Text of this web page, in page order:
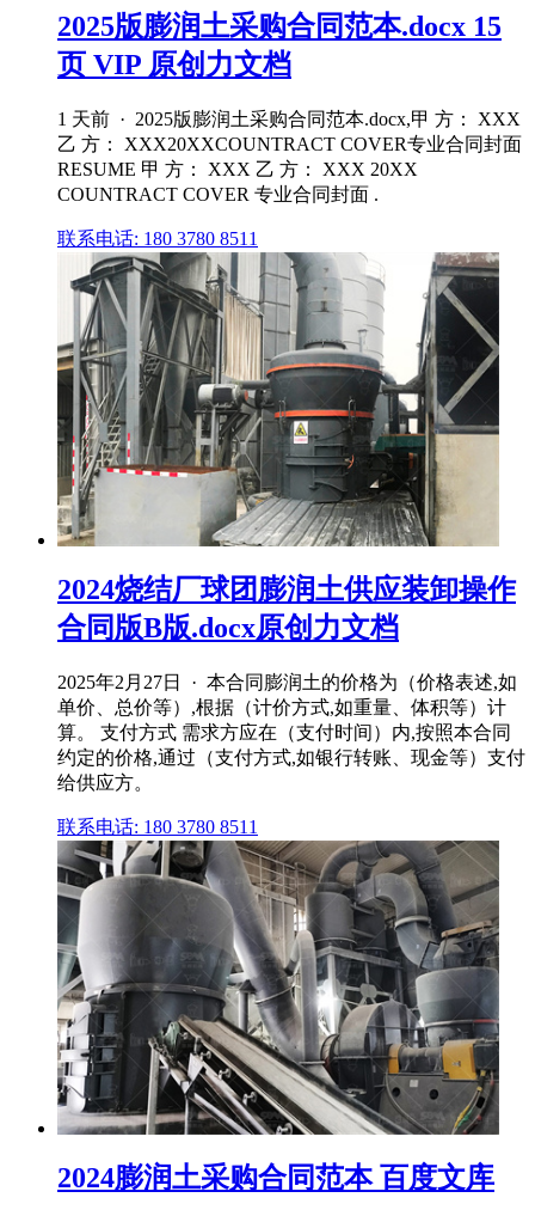
2025版膨润土采购合同范本.docx 15
页 VIP 原创力文档
1 天前 · 2025版膨润土采购合同范本.docx,甲 方： XXX
乙 方： XXX20XXCOUNTRACT COVER专业合同封面
RESUME 甲 方： XXX 乙 方： XXX 20XX
COUNTRACT COVER 专业合同封面 .
联系电话: 180 3780 8511
2024烧结厂球团膨润土供应装卸操作
合同版B版.docx原创力文档
2025年2月27日 · 本合同膨润土的价格为（价格表述,如
单价、总价等）,根据（计价方式,如重量、体积等）计
算。 支付方式 需求方应在（支付时间）内,按照本合同
约定的价格,通过（支付方式,如银行转账、现金等）支付
给供应方。
联系电话: 180 3780 8511
2024膨润土采购合同范本 百度文库